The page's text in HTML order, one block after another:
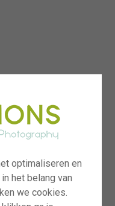
optimaliseren en
het belang van
we cookies.